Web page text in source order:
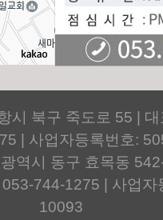
시 북구 죽도로 55 |
| 사업자등록번호:
역시 동구 효목동
744-1275 | 사업
10093